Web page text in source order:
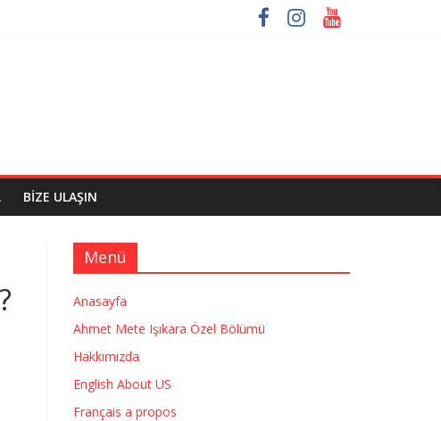
BIZE ULAŞIN
Menü
Anasayfa
Ahmet Mete Işıkara Özel Bölümü
Hakkımızda
English About US
Français a propos